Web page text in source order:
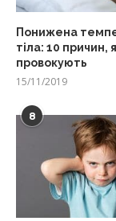
Понижена
тіла: 10 причин,
провокують
15/11/2019
8